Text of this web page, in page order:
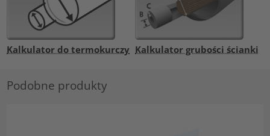
Kalkulator do termokurczy Kalkulator grubości ścianki
Podobne produkty